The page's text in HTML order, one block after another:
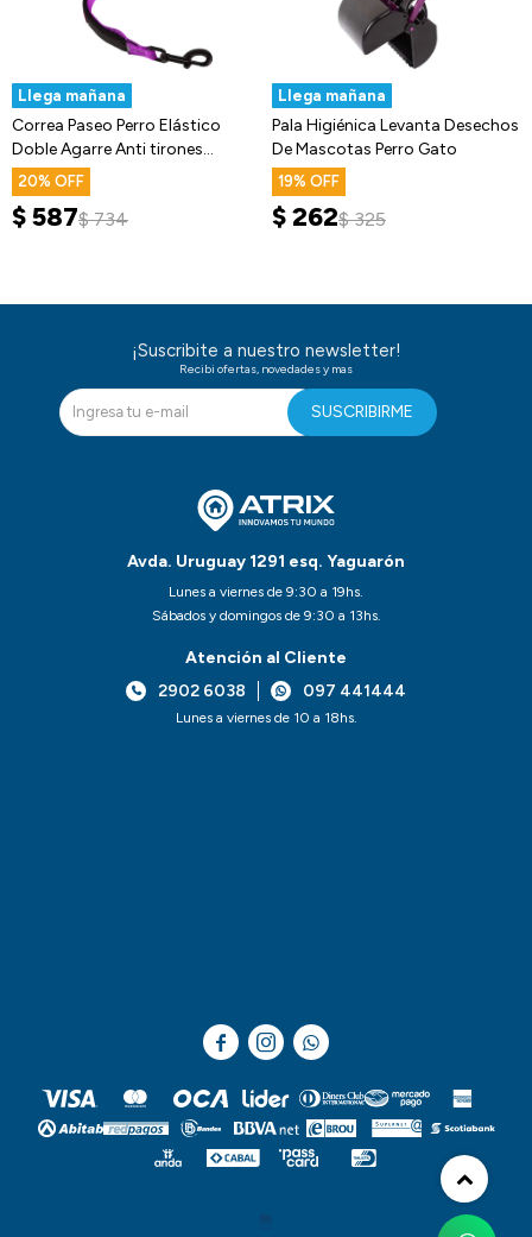
Llega mañana
Correa Paseo Perro Elástico
Doble Agarre Anti tirones
180cm
20
$587$ 734
Llega mañana
Pala Higiénica Levanta Desechos
De Mascotas Perro Gato
19
$262$ 325
Avda. Uruguay 1291 esq. Yaguarón
Lunes a viernes de 9:30 a 19hs.
Sábados y domingos de 9:30 a 13hs.
Atención al Cliente
2902 6038
097 441444
Lunes a viernes de 10 a 18hs.
¡Suscribite a nuestro newsletter!
Recibi ofertas, novedades y mas
SUSCRIBIRME
  